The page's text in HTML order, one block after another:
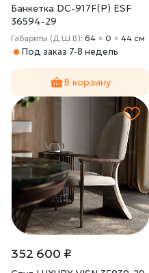
Банкетка DС-917F(P) ESF
36594-29
Габариты (Д Ш В): 64 × 0 × 44 cм
Под заказ 7-8 недель
В корзину
352 600 ₽